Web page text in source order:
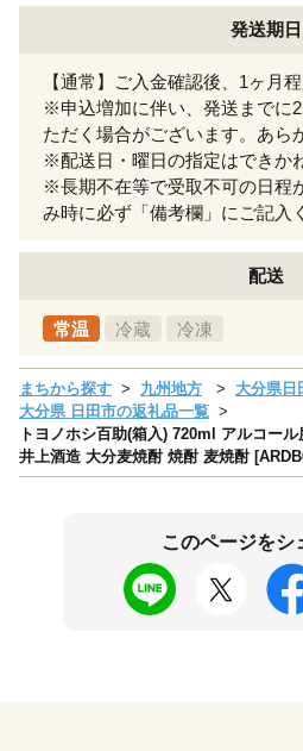
発送期日
【通常】ご入金確認後、1ヶ月
※申込増加に伴い、発送までに
ただく場合がございます。あら
※配送日・曜日の指定はできか
※長期不在等で受取不可の日程
み時に必ず「備考欄」にご記入
配送
常温 冷蔵 冷凍
まちから探す 九州地方
大分県日
大分県 日田市の返礼品一覧
トヨノホシ百助(箱入) 720ml アルコー
井上酒造 大分麦焼酎 焼酎 麦焼酎
このページをシ